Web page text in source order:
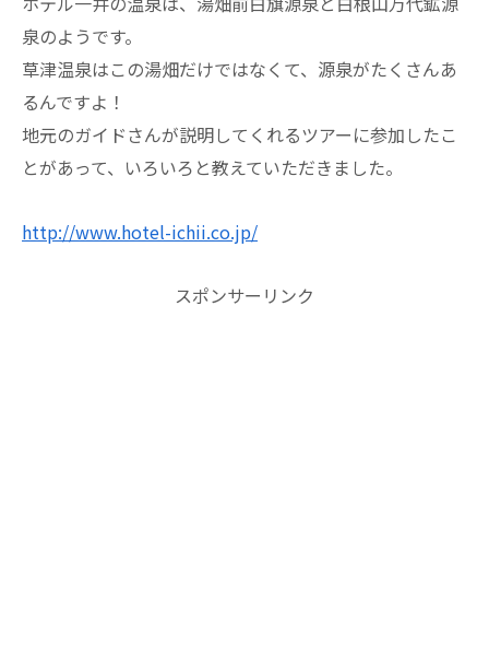
泉のようです。
草津温泉はこの湯畑だけではなくて、源泉がたくさんあ
るんですよ！
地元のガイドさんが説明してくれるツアーに参加したこ
とがあって、いろいろと教えていただきました。
http://www.hotel-ichii.co.jp/
スポンサーリンク